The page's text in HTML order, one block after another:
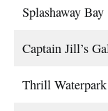
Splashaway Bay
Captain Jill’s
Thrill Waterpark